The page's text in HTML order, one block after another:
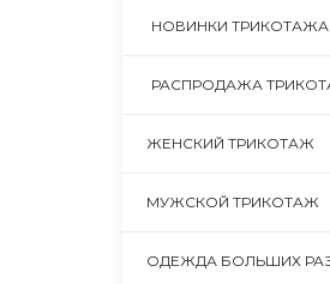
НОВИНКИ ТРИКОТАЖА
РАСПРОДАЖА
ЖЕНСКИЙ ТРИКОТАЖ
МУЖСКОЙ ТРИКОТАЖ
ОДЕЖДА БОЛЬШИХ